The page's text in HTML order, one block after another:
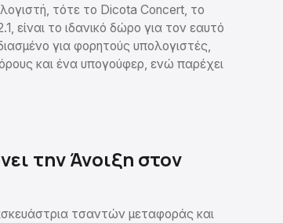
τότε το Dicota Concert, το
είναι το ιδανικό δώρο για τον εαυτό
για φορητούς υπολογιστές,
και ένα υπογούφερ, ενώ παρέχει
την Άνοιξη στον
τσαντών μεταφοράς και